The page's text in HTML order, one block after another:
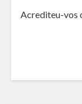
Acrediteu-vos